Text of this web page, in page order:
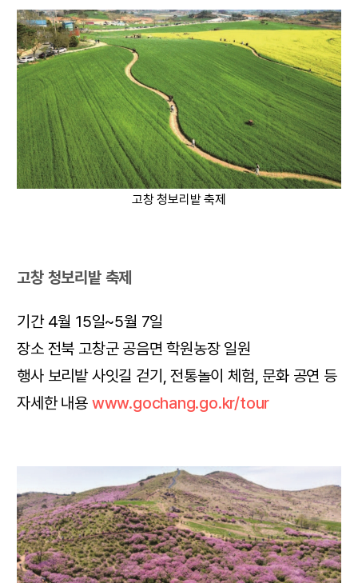
고창 청보리밭 축제
고창 청보리밭 축제
기간 4월 15일~5월 7일
장소 전북 고창군 공음면 학원농장 일원
행사 보리밭 사잇길 걷기, 전통놀이 체험, 문화 공연 등
자세한 내용 www.gochang.go.kr/tour